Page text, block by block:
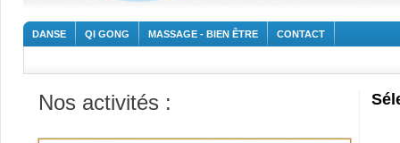
DANSE QI GONG MASSAGE - BIEN ÊTRE CONTACT
Nos activités :